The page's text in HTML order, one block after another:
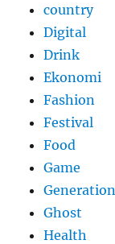
country
Digital
Drink
Ekonomi
Fashion
Festival
Food
Game
Generation
Ghost
Health